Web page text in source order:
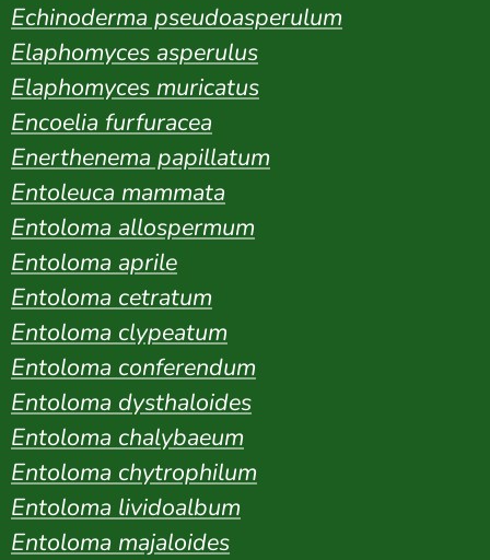
Echinoderma pseudoasperulum
Elaphomyces asperulus
Elaphomyces muricatus
Encoelia furfuracea
Enerthenema papillatum
Entoleuca mammata
Entoloma allospermum
Entoloma aprile
Entoloma cetratum
Entoloma clypeatum
Entoloma conferendum
Entoloma dysthaloides
Entoloma chalybaeum
Entoloma chytrophilum
Entoloma lividoalbum
Entoloma majaloides